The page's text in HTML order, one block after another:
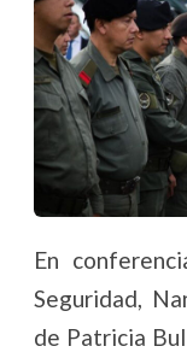
En
Seguridad,
de Patricia